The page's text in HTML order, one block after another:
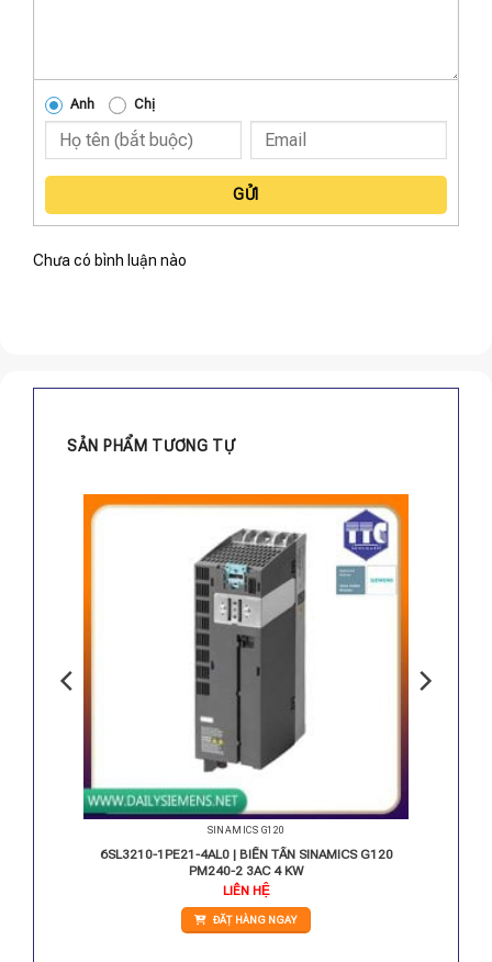
Anh Chị
GỬI
Chưa có bình luận nào
SẢN PHẨM TƯƠNG TỰ
SINAMICS G120
6SL3210-1PE21-4AL0 | BIẾN TẦN SINAMICS G120
PM240-2 3AC 4 KW
LIÊN HỆ
ĐẶT HÀNG NGAY